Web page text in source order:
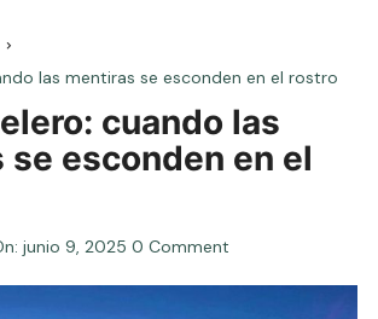
las mentiras se esconden en el rostro
cuando las
esconden en el
junio 9, 2025 0 Comment